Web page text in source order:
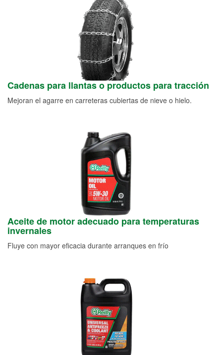
Cadenas para llantas o productos para tracción
Mejoran el agarre en carreteras cubiertas de nieve o hielo.
Aceite de motor adecuado para temperaturas
invernales
Fluye con mayor eficacia durante arranques en frío